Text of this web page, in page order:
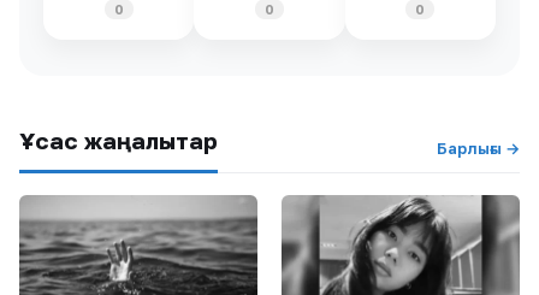
0 0 0
Ұқсас жаңалықтар Барлығы →